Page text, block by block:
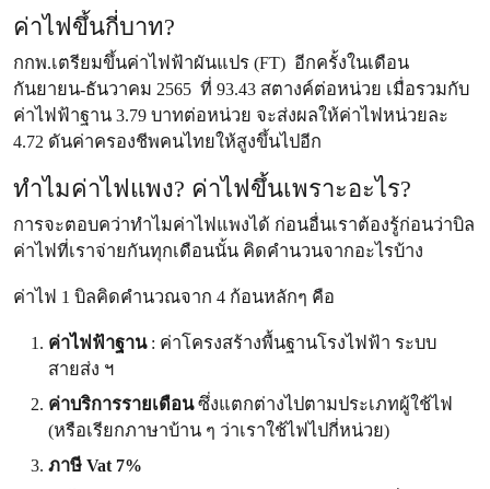
ค่าไฟขึ้นกี่บาท?
กกพ.เตรียมขึ้นค่าไฟฟ้าผันแปร (FT) อีกครั้งในเดือน
กันยายน-ธันวาคม 2565 ที่ 93.43 สตางค์ต่อหน่วย เมื่อรวมกับ
ค่าไฟฟ้าฐาน 3.79 บาทต่อหน่วย จะส่งผลให้ค่าไฟหน่วยละ
4.72 ดันค่าครองชีพคนไทยให้สูงขึ้นไปอีก
ทำไมค่าไฟแพง? ค่าไฟขึ้นเพราะอะไร?
การจะตอบคว่าทำไมค่าไฟแพงได้ ก่อนอื่นเราต้องรู้ก่อนว่าบิล
ค่าไฟที่เราจ่ายกันทุกเดือนนั้น คิดคำนวนจากอะไรบ้าง
ค่าไฟ 1 บิลคิดคำนวณจาก 4 ก้อนหลักๆ คือ
ค่าไฟฟ้าฐาน: ค่าโครงสร้างพื้นฐานโรงไฟฟ้า ระบบ
สายส่ง ฯ
ค่าบริการรายเดือนซึ่งแตกต่างไปตามประเภทผู้ใช้ไฟ
(หรือเรียกภาษาบ้าน ๆ ว่าเราใช้ไฟไปกี่หน่วย)
ภาษี Vat 7%